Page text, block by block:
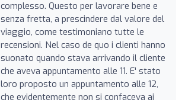
complesso. Questo per lavorare bene e
senza fretta, a prescindere dal valore del
viaggio, come testimoniano tutte le
recensioni. Nel caso de quo i clienti hanno
suonato quando stava arrivando il cliente
che aveva appuntamento alle 11. E' stato
loro proposto un appuntamento alle 12,
che evidentemente non si confaceva ai